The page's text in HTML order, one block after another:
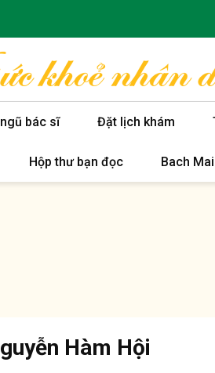
bác sĩ Đặt lịch khám
Hộp thư bạn đọc Bach
Hàm Hội